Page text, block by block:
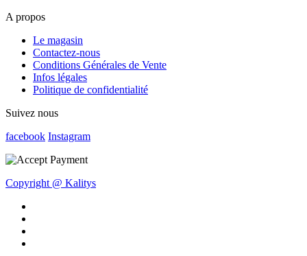
A propos
Le magasin
Contactez-nous
Conditions Générales de Vente
Infos légales
Politique de confidentialité
Suivez nous
facebook Instagram
Copyright @ Kalitys